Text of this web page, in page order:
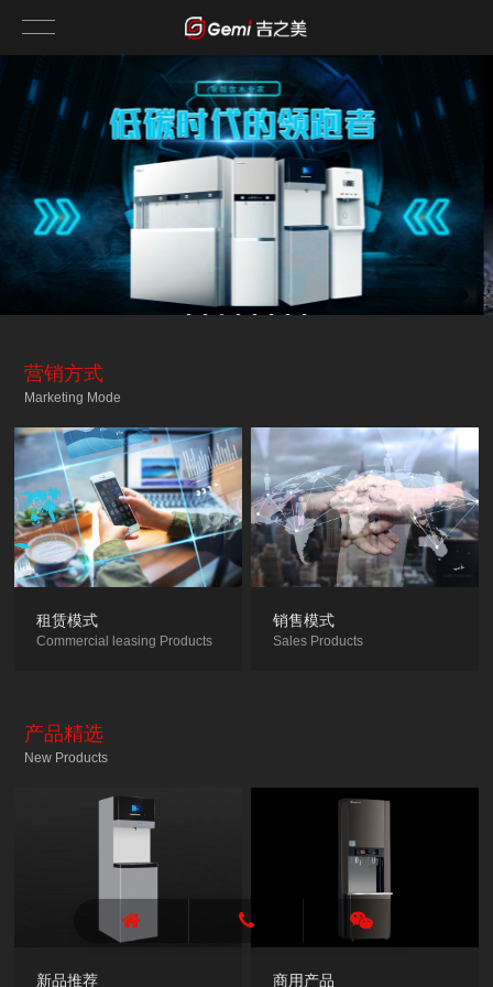
营销方式
Marketing Mode
租赁模式
Commercial leasing Products
销售模式
Sales Products
产品精选
New Products
新品推荐 商用产品